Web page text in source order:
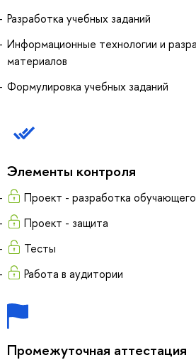
Разработка учебных заданий
Информационные технологии и
материалов
Формулировка учебных заданий
Элементы контроля
Проект - разработка
Проект - защита
Тесты
Работа в аудитории
Промежуточная аттестация